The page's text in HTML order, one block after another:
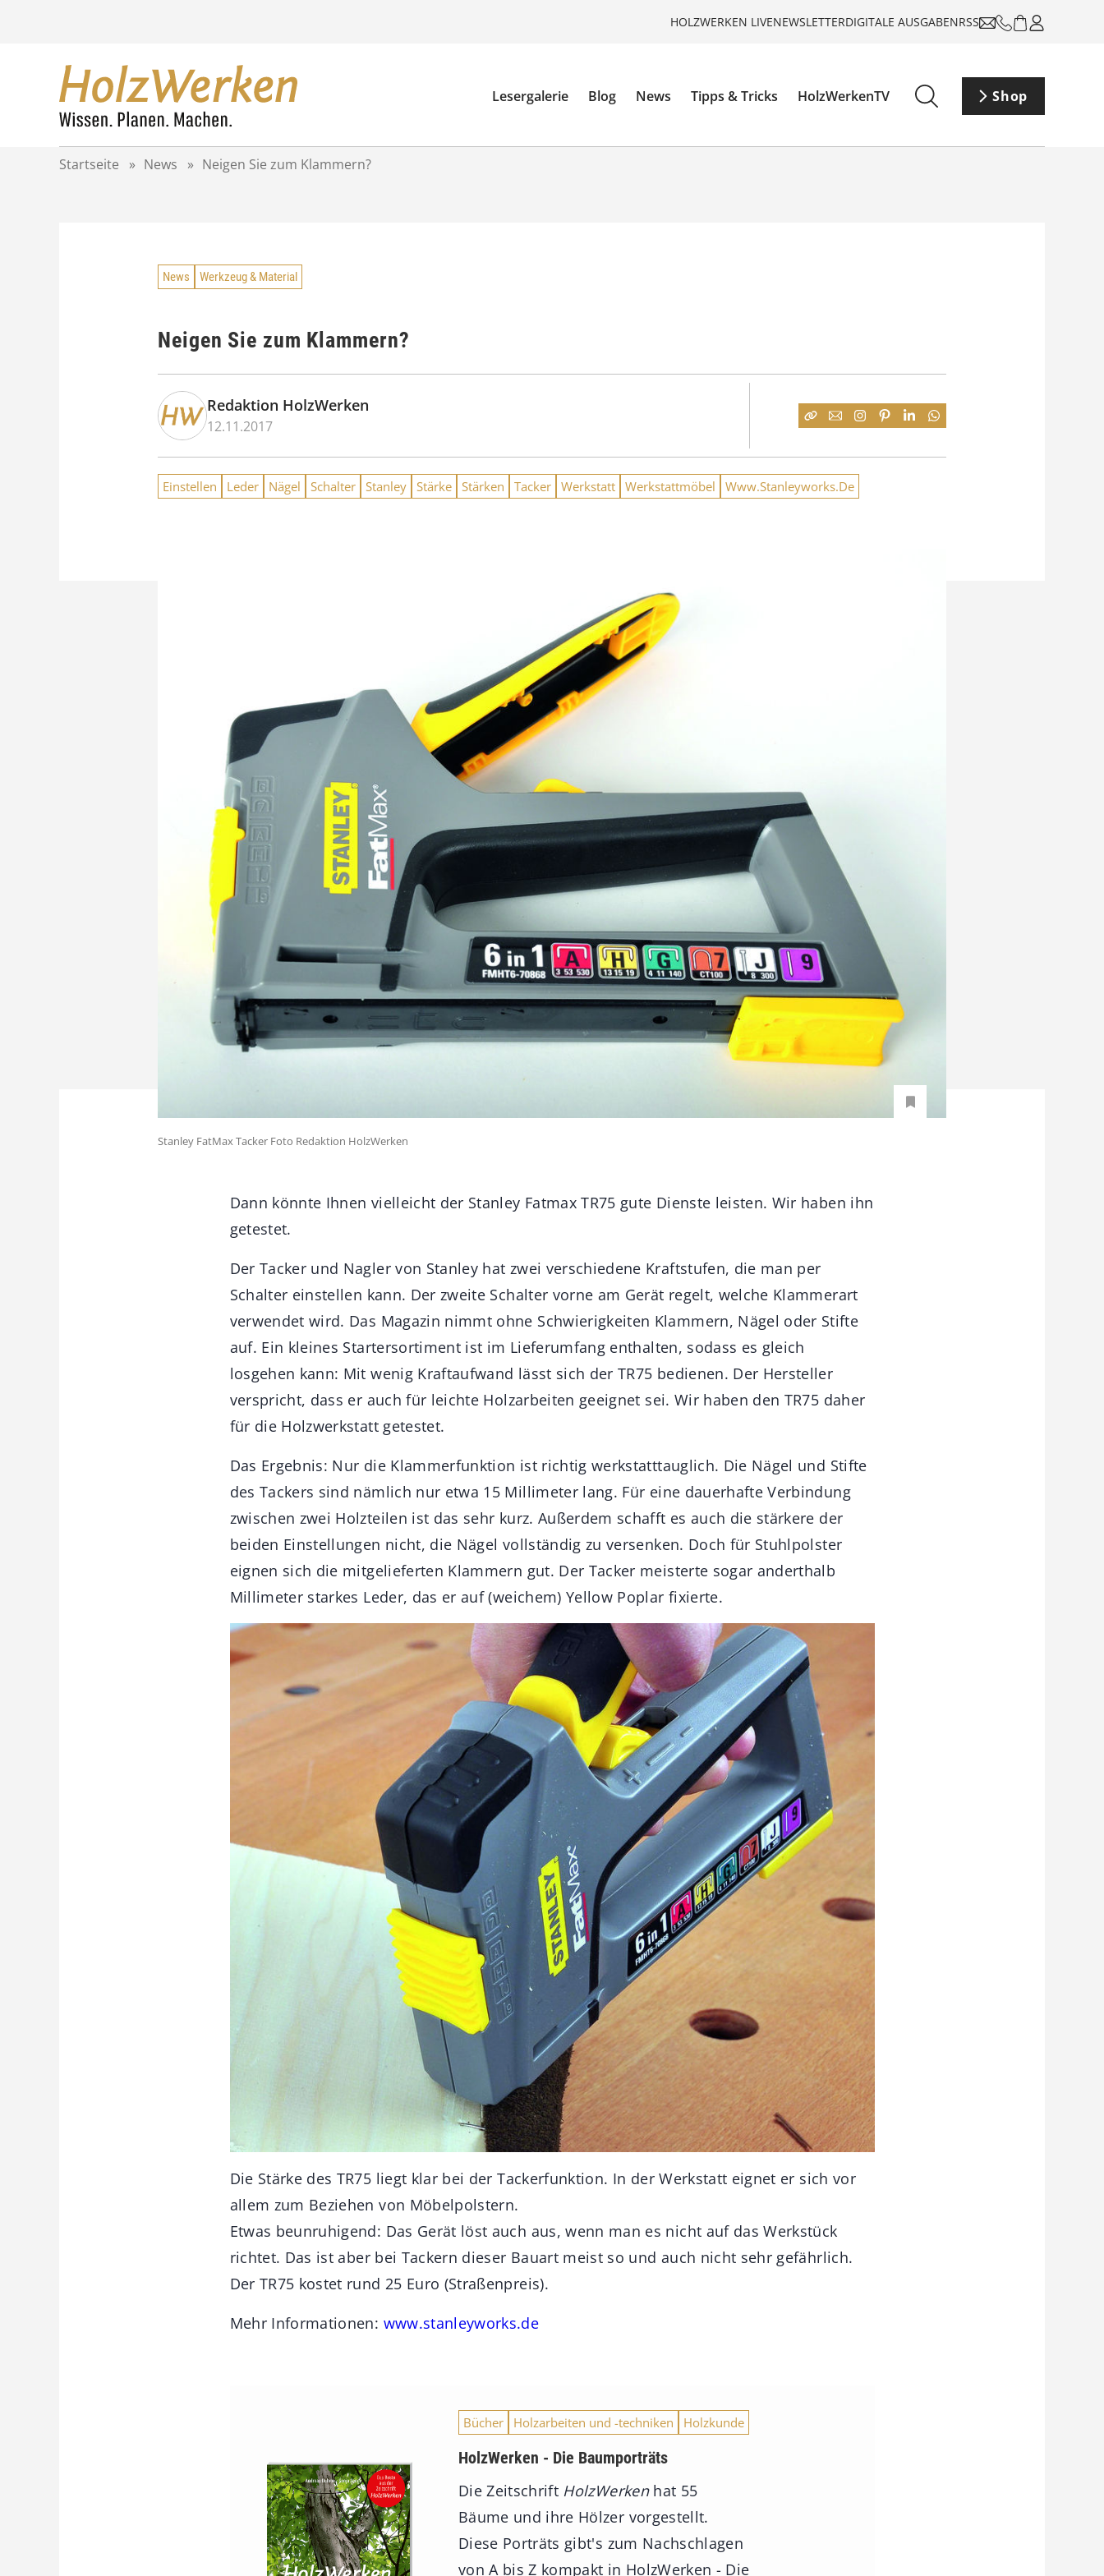
HOLZWERKEN LIVENEWSLETTERDIGITALE AUSGABENRSS
Lesergalerie Blog News Tipps & Tricks HolzWerkenTV Shop
Startseite » News » Neigen Sie zum Klammern?
News Werkzeug & Material
Neigen Sie zum Klammern?
Redaktion HolzWerken
12.11.2017
Einstellen Leder Nägel Schalter Stanley Stärke Stärken Tacker Werkstatt Werkstattmöbel Www.Stanleyworks.De
Stanley FatMax Tacker Foto Redaktion HolzWerken
Dann könnte Ihnen vielleicht der Stanley Fatmax TR75 gute Dienste leisten. Wir haben ihn
getestet.
Der Tacker und Nagler von Stanley hat zwei verschiedene Kraftstufen, die man per
Schalter einstellen kann. Der zweite Schalter vorne am Gerät regelt, welche Klammerart
verwendet wird. Das Magazin nimmt ohne Schwierigkeiten Klammern, Nägel oder Stifte
auf. Ein kleines Startersortiment ist im Lieferumfang enthalten, sodass es gleich
losgehen kann: Mit wenig Kraftaufwand lässt sich der TR75 bedienen. Der Hersteller
verspricht, dass er auch für leichte Holzarbeiten geeignet sei. Wir haben den TR75 daher
für die Holzwerkstatt getestet.
Das Ergebnis: Nur die Klammerfunktion ist richtig werkstatttauglich. Die Nägel und Stifte
des Tackers sind nämlich nur etwa 15 Millimeter lang. Für eine dauerhafte Verbindung
zwischen zwei Holzteilen ist das sehr kurz. Außerdem schafft es auch die stärkere der
beiden Einstellungen nicht, die Nägel vollständig zu versenken. Doch für Stuhlpolster
eignen sich die mitgelieferten Klammern gut. Der Tacker meisterte sogar anderthalb
Millimeter starkes Leder, das er auf (weichem) Yellow Poplar fixierte.
Die Stärke des TR75 liegt klar bei der Tackerfunktion. In der Werkstatt eignet er sich vor
allem zum Beziehen von Möbelpolstern.
Etwas beunruhigend: Das Gerät löst auch aus, wenn man es nicht auf das Werkstück
richtet. Das ist aber bei Tackern dieser Bauart meist so und auch nicht sehr gefährlich.
Der TR75 kostet rund 25 Euro (Straßenpreis).
Mehr Informationen: www.stanleyworks.de
Bücher Holzarbeiten und -techniken Holzkunde
HolzWerken - Die Baumporträts
Die Zeitschrift HolzWerkenhat 55
Bäume und ihre Hölzer vorgestellt.
Diese Porträts gibt's zum Nachschlagen
von A bis Z kompakt in HolzWerken - Die